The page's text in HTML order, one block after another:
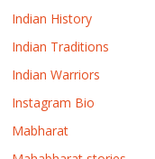
Indian History
Indian Traditions
Indian Warriors
Instagram Bio
Mabharat